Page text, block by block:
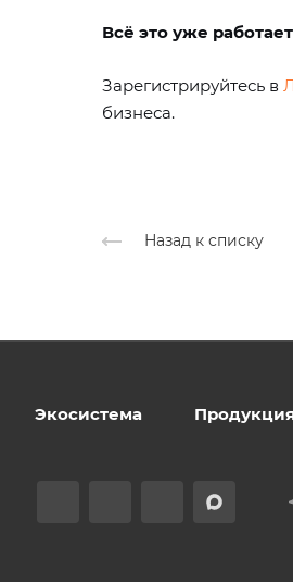
Всё это уже
Зарегистрируйтесь в
бизнеса.
Назад к списку
Экосистема